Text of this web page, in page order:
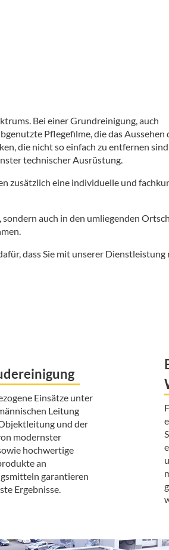
Bei einer Grundreinigung, auch
Pflegefilme, die das Aussehen
die nicht so einfach zu entfernen
technischer Ausrüstung.
zusätzlich eine individuelle und
auch in den umliegenden
dass Sie mit unserer
Einsätze unter
Leitung
und der
modernster
hochwertige
an
garantieren
Ergebnisse.